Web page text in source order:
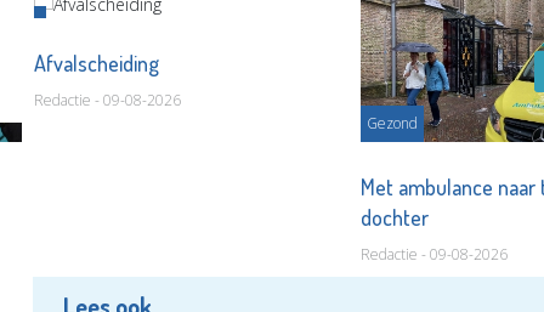
Afvalscheiding
Redactie - 09-08-2026
Gezond
Met ambulance
dochter
Redactie - 09-08-2026